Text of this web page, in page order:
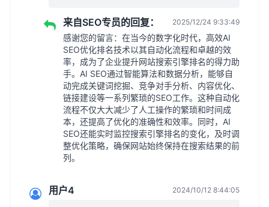
来自SEO专员的回复： 2025/12/24 9:33:49
感谢您的留言：在当今的数字化时代，高效AI
SEO优化排名技术以其自动化流程和卓越的效
率，成为了企业提升网站搜索引擎排名的得力助
手。AI SEO通过智能算法和数据分析，能够自
动完成关键词挖掘、竞争对手分析、内容优化、
链接建设等一系列繁琐的SEO工作。这种自动化
流程不仅大大减少了人工操作的繁琐和时间成
本，还提高了优化的准确性和效率。同时，AI
SEO还能实时监控搜索引擎排名的变化，及时调
整优化策略，确保网站始终保持在搜索结果的前
列。
用户4 2024/10/12 8:44:05